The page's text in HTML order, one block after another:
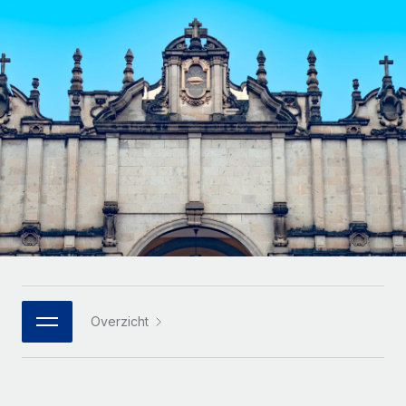
Zzp'ers internationaal onboarden en beheren
PEO
Ingewikkelde HR-taken eenvoudig uitbesteden
INFRASTRUCTUUR
Remote Embedded
HR naadloos in workflows integreren
Platform
Ingebouwde essentiële HR-functies voor je team
Integraties
GROEIFASE
Start-ups
Flexibele global HR en payroll solutions voor groeiende
bedrijven
Mid-market
Teams uitbreiden met HR solutions op maat
Enterprise
Global HR voor grote bedrijven
WERK MET ONS SAMEN
Strategische technologiepartners
Betalingscalculator voor zzp'ers
Ontdek valuta-opties en betaalsnelheden voor
internationale zzp'ers
LEREN MET REMOTE
Onderzoek en gidsen
Casestudy's
HR-woordenlijst
Checklists en templates
Webinars
Nederlands
Français
Deutsch
Español
Italiano
Português (Portugal)
日本語
한국어
Inloggen
Overzicht